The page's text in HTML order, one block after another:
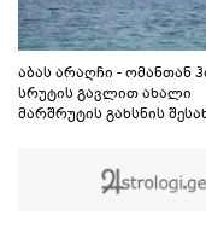
აბას არაღჩი - ომანთან
სრუტის გავლით ახალი
მარშრუტის გახსნის
გაგებული, როგორც
სრუტის ხელახლა გახსნა